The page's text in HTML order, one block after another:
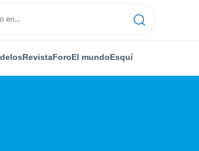
RevistaForoEl mundoEsquí